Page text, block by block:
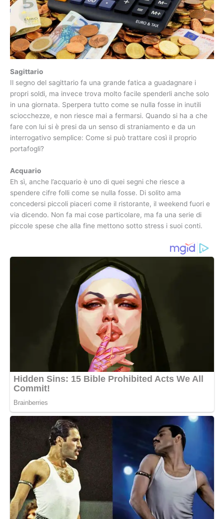
Sagittario
Il segno del sagittario fa una grande fatica a guadagnare i
propri soldi, ma invece trova molto facile spenderli anche solo
in una giornata. Sperpera tutto come se nulla fosse in inutili
sciocchezze, e non riesce mai a fermarsi. Quando si ha a che
fare con lui si è presi da un senso di straniamento e da un
interrogativo semplice: Come si può trattare così il proprio
portafogli?
Acquario
Eh sì, anche l’acquario è uno di quei segni che riesce a
spendere cifre folli come se nulla fosse. Di solito ama
concedersi piccoli piaceri come il ristorante, il weekend fuori e
via dicendo. Non fa mai cose particolare, ma fa una serie di
piccole spese che alla fine mettono sotto stress i suoi conti.